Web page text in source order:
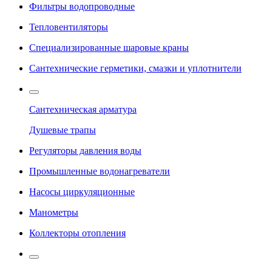
Фильтры водопроводные
Тепловентиляторы
Специализированные шаровые краны
Сантехнические герметики, смазки и уплотнители
Сантехническая арматура
Душевые трапы
Регуляторы давления воды
Промышленные водонагреватели
Насосы циркуляционные
Манометры
Коллекторы отопления